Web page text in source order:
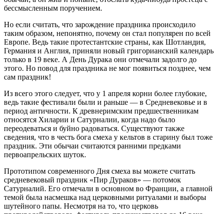
бессмысленным поручением.
Но если считать, что зарождение праздника происходило
таким образом, непонятно, почему он стал популярен по всей
Европе. Ведь такие протестантские страны, как Шотландия,
Германия и Англия, приняли новый григорианский календарь
только в 19 веке. А День Дурака они отмечали задолго до
этого. Но повод для праздника не мог появиться позднее, чем
сам праздник!
Из всего этого следует, что у 1 апреля корни более глубокие,
ведь такие фестивали были и раньше — в Средневековье и в
период античности. К древнеримским предшественникам
относятся Хиларии и Сатурналии, когда надо было
переодеваться и буйно радоваться. Существуют также
сведения, что в честь бога смеха у кельтов в старину был тоже
праздник. Эти обычаи считаются ранними предками
первоапрельских шуток.
Прототипом современного Дня смеха вы можете считать
средневековый праздник «Пир Дураков» — потомок
Сатурналий. Его отмечали в основном во Франции, а главной
темой была насмешка над церковными ритуалами и выборы
шутейного папы. Несмотря на то, что церковь